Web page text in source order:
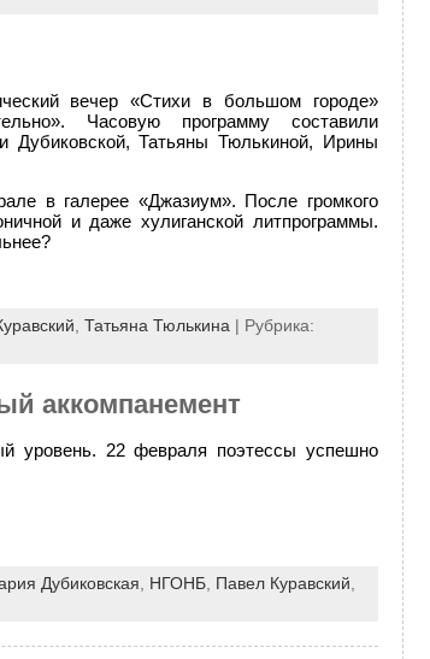
вечер «Стихи в большом городе»
Часовую программу составили
Дубиковской, Татьяны Тюлькиной, Ирины
в галерее «Джазиум». После громкого
и даже хулиганской литпрограммы.
Татьяна Тюлькина | Рубрика:
аккомпанемент
уровень. 22 февраля поэтессы успешно
Дубиковская НГОНБ, Павел Куравский